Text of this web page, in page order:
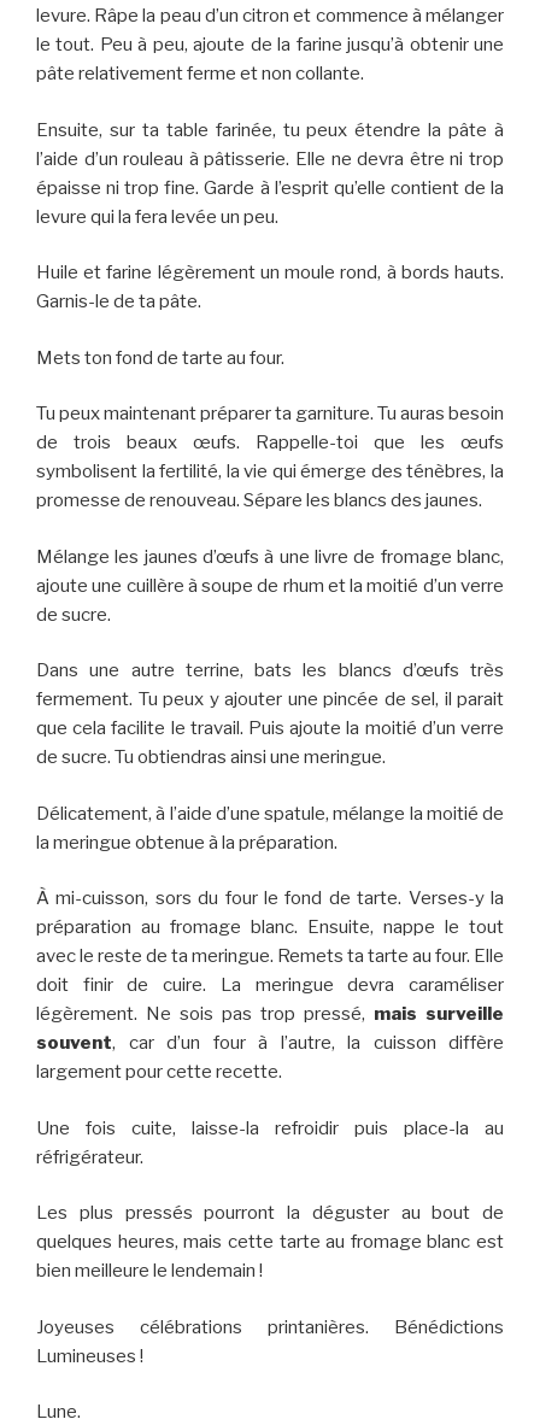
levure. Râpe la peau d’un citron et commence à mélanger
le tout. Peu à peu, ajoute de la farine jusqu’à obtenir une
pâte relativement ferme et non collante.
Ensuite, sur ta table farinée, tu peux étendre la pâte à
l’aide d’un rouleau à pâtisserie. Elle ne devra être ni trop
épaisse ni trop fine. Garde à l’esprit qu’elle contient de la
levure qui la fera levée un peu.
Huile et farine légèrement un moule rond, à bords hauts.
Garnis-le de ta pâte.
Mets ton fond de tarte au four.
Tu peux maintenant préparer ta garniture. Tu auras besoin
de trois beaux œufs. Rappelle-toi que les œufs
symbolisent la fertilité, la vie qui émerge des ténèbres, la
promesse de renouveau. Sépare les blancs des jaunes.
Mélange les jaunes d’œufs à une livre de fromage blanc,
ajoute une cuillère à soupe de rhum et la moitié d’un verre
de sucre.
Dans une autre terrine, bats les blancs d’œufs très
fermement. Tu peux y ajouter une pincée de sel, il parait
que cela facilite le travail. Puis ajoute la moitié d’un verre
de sucre. Tu obtiendras ainsi une meringue.
Délicatement, à l’aide d’une spatule, mélange la moitié de
la meringue obtenue à la préparation.
À mi-cuisson, sors du four le fond de tarte. Verses-y la
préparation au fromage blanc. Ensuite, nappe le tout
avec le reste de ta meringue. Remets ta tarte au four. Elle
doit finir de cuire. La meringue devra caraméliser
légèrement. Ne sois pas trop pressé, mais surveille
souvent, car d’un four à l’autre, la cuisson diffère
largement pour cette recette.
Une fois cuite, laisse-la refroidir puis place-la au
réfrigérateur.
Les plus pressés pourront la déguster au bout de
quelques heures, mais cette tarte au fromage blanc est
bien meilleure le lendemain !
Joyeuses célébrations printanières. Bénédictions
Lumineuses !
Lune.